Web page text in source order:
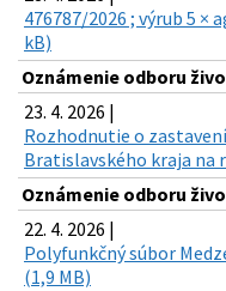
476787/2026 ; výrub 5 ×
kB)
Oznámenie odboru
23. 4. 2026 |
Rozhodnutie o
Bratislavského kraja na
Oznámenie odboru
22. 4. 2026 |
Polyfunkčný súbor
(1,9 MB)